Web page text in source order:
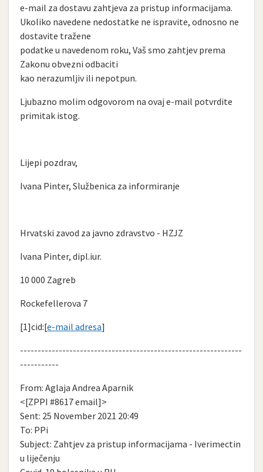
e-mail za dostavu zahtjeva za pristup informacijama.
Ukoliko navedene nedostatke ne ispravite, odnosno ne
dostavite tražene
podatke u navedenom roku, Vaš smo zahtjev prema
Zakonu obvezni odbaciti
kao nerazumljiv ili nepotpun.
Ljubazno molim odgovorom na ovaj e-mail potvrdite
primitak istog.
Lijepi pozdrav,
Ivana Pinter, Službenica za informiranje
Hrvatski zavod za javno zdravstvo - HZJZ
Ivana Pinter, dipl.iur.
10 000 Zagreb
Rockefellerova 7
[1]cid:[e-mail adresa]
---------------------------------------------------------------
-----------
From: Aglaja Andrea Aparnik
<[ZPPI #8617 email]>
Sent: 25 November 2021 20:49
To: PPi
Subject: Zahtjev za pristup informacijama - Iverimectin
u liječenju